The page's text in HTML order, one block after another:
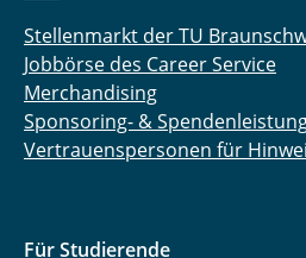
Stellenmarkt der TU
Jobbörse des Career Service
Merchandising
Sponsoring- &
Vertrauenspersonen für
Für Studierende